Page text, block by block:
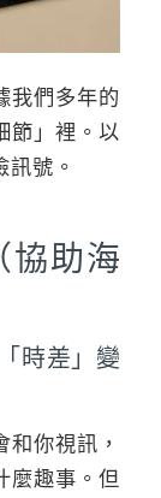
我們多年的
節」裡。以
號。
協助海
時差」變
你視訊，
麼趣事。但